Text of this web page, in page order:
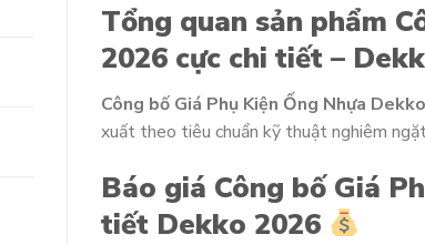
Tổng quan sản phẩm
2026 cực chi tiết –
Công bố Giá Phụ Kiện Ống Nhựa
xuất theo tiêu chuẩn kỹ thuật nghiêm
Báo giá Công bố Giá
tiết Dekko 2026